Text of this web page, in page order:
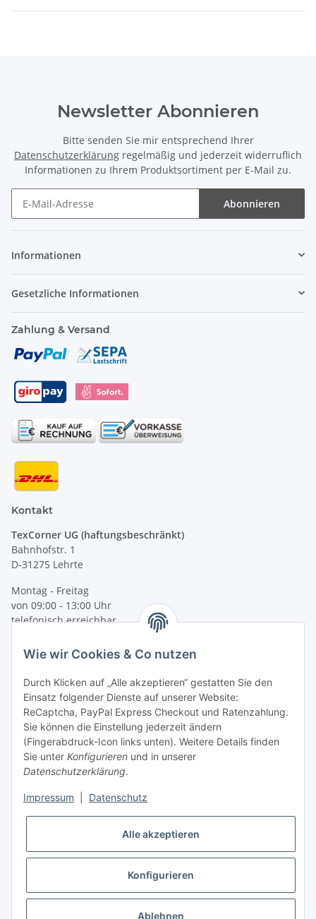
Newsletter Abonnieren
Bitte senden Sie mir entsprechend Ihrer
Datenschutzerklärung regelmäßig und jederzeit widerruflich
Informationen zu Ihrem Produktsortiment per E-Mail zu.
Abonnieren
Informationen
Gesetzliche Informationen
Zahlung & Versand
Kontakt
TexCorner UG (haftungsbeschränkt)
Bahnhofstr. 1
D-31275 Lehrte
Montag - Freitag
von 09:00 - 13:00 Uhr
telefonisch erreichbar
Tel: +49 (0) 5132 5027903
Fax: +49 (0) 5132 8230693
E-Mail: mail@kinder-warnwesten.de
Vertrag widerrufen
* Alle Preise inkl. gesetzlicher USt., zzgl.Versand
Wie wir Cookies & Co nutzen
Durch Klicken auf „Alle akzeptieren“ gestatten Sie den
Einsatz folgender Dienste auf unserer Website:
ReCaptcha, PayPal Express Checkout und Ratenzahlung.
Sie können die Einstellung jederzeit ändern
(Fingerabdruck-Icon links unten). Weitere Details finden
Sie unter Konfigurieren und in unserer
Datenschutzerklärung.
Impressum Datenschutz
Alle akzeptieren
Konfigurieren
Ablehnen